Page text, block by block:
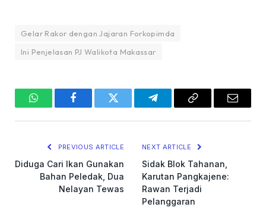
Gelar Rakor dengan Jajaran Forkopimda
Ini Penjelasan PJ Walikota Makassar
WhatsAppFacebookTwitter TelegramCopy
Email
PREVIOUS ARTICLE
Diduga Cari Ikan Gunakan
Bahan Peledak, Dua
Nelayan Tewas
NEXT ARTICLE
Sidak Blok Tahanan,
Karutan Pangkajene:
Rawan Terjadi
Pelanggaran